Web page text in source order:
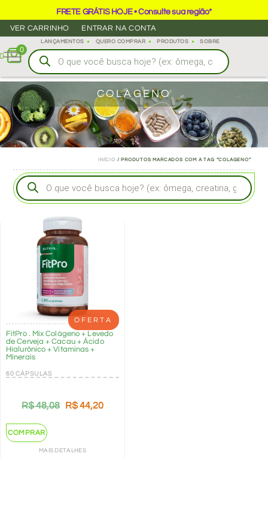
FRETE GRÁTIS HOJE • Consulte sua região*
VER CARRINHO
ENTRAR NA CONTA
LANÇAMENTOS QUERO COMPRAR PRODUTOS SOBRE
0
COLAGENO
INÍCIO / PRODUTOS MARCADOS COM A TAG “COLAGENO”
OFERTA
FitPro . Mix Colágeno + Levedo
de Cerveja + Cacau + Ácido
Hialurônico + Vitaminas +
Minerais
60 CÁPSULAS
R$48,08 R$44,20
COMPRAR
MAIS DETALHES